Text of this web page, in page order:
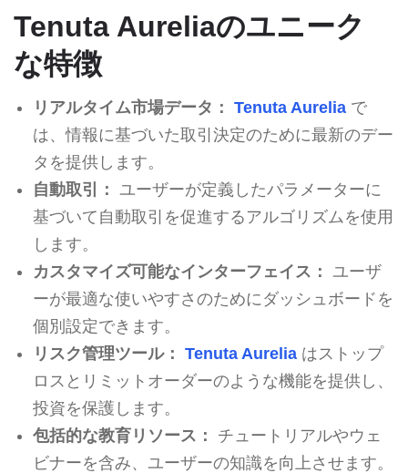
Tenuta Aureliaのユニーク
な特徴
リアルタイム市場データ： Tenuta Aureliaで
は、情報に基づいた取引決定のために最新のデー
タを提供します。
自動取引：
ユーザーが定義したパラメーターに
基づいて自動取引を促進するアルゴリズムを使用
します。
カスタマイズ可能なインターフェイス：
ユーザ
ーが最適な使いやすさのためにダッシュボードを
個別設定できます。
リスク管理ツール： Tenuta Aureliaはストップ
ロスとリミットオーダーのような機能を提供し、
投資を保護します。
包括的な教育リソース：
チュートリアルやウェ
ビナーを含み、ユーザーの知識を向上させます。